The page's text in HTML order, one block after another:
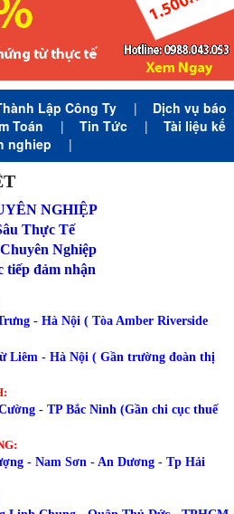
Lập Công Ty |
Dịch vụ báo
Toán | Tin Tức |
Tài liệu kế
nghiep |
NGHIỆP
Thực Tế
Nghiệp
đảm nhận
- Hà Nội ( Tòa Amber Riverside
Liêm - Hà Nội ( Gần trường đoàn thị
- TP Bắc Ninh (Gần chi cục thuế
- Nam Sơn - An Dương - Tp Hải